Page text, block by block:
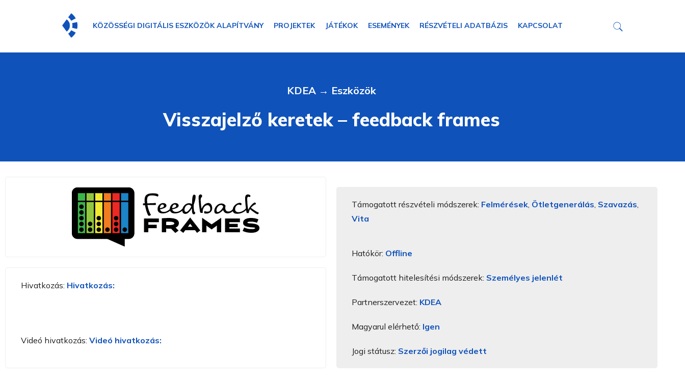
KÖZÖSSÉGI DIGITÁLIS ESZKÖZÖK ALAPÍTVÁNY PROJEKTEK JÁTÉKOK ESEMÉNYEK RÉSZVÉTELI ADATBÁZIS KAPCSOLAT
KDEA→ Eszközök
Visszajelző keretek – feedback frames
Hivatkozás: Hivatkozás:
Videó hivatkozás: Videó hivatkozás:
Támogatott részvételi módszerek: Felmérések, Ötletgenerálás, Szavazás,
Vita
Hatókör: Offline
Támogatott hitelesítési módszerek: Személyes jelenlét
Partnerszervezet: KDEA
Magyarul elérhető: Igen
Jogi státusz: Szerzői jogilag védett